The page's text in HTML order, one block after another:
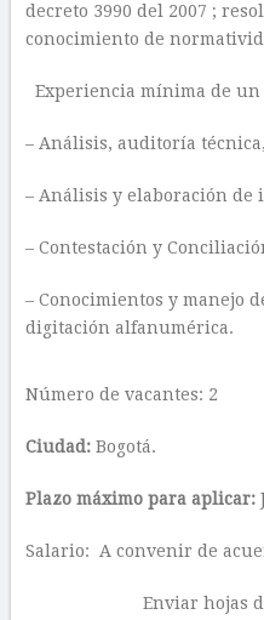
decreto 3990 del 2007 ;
conocimiento de
Experiencia mínima de un
– Análisis, auditoría
– Análisis y elaboración de
– Contestación y
– Conocimientos y manejo
digitación alfanumérica.
Número de vacantes: 2
Ciudad:Bogotá.
Plazo máximo para aplicar:
Salario: A convenir de
Enviar hojas